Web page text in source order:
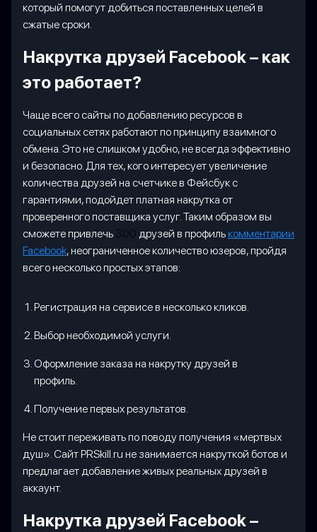
который помогут добиться поставленных целей в
сжатые сроки.
Накрутка друзей Facebook – как
это работает?
Чаще всего сайты по добавлению ресурсов в
социальных сетях работают по принципу взаимного
обмена. Это не слишком удобно, не всегда эффективно
и безопасно. Для тех, кого интересует увеличение
количества друзей на счетчике в Фейсбук с
гарантиями, подойдет платная накрутка от
проверенного поставщика услуг. Таким образом вы
сможете привлечь 300 друзей в профиль комментарии
Facebook, неограниченное количество юзеров, пройдя
всего несколько простых этапов:
Регистрация на сервисе в несколько кликов.
Выбор необходимой услуги.
Оформление заказа на накрутку друзей в
профиль.
Получение первых результатов.
Не стоит переживать по поводу получения «мертвых
душ». Сайт PRSkill.ru не занимается накруткой ботов и
предлагает добавление живых реальных друзей в
аккаунт.
Накрутка друзей Facebook –